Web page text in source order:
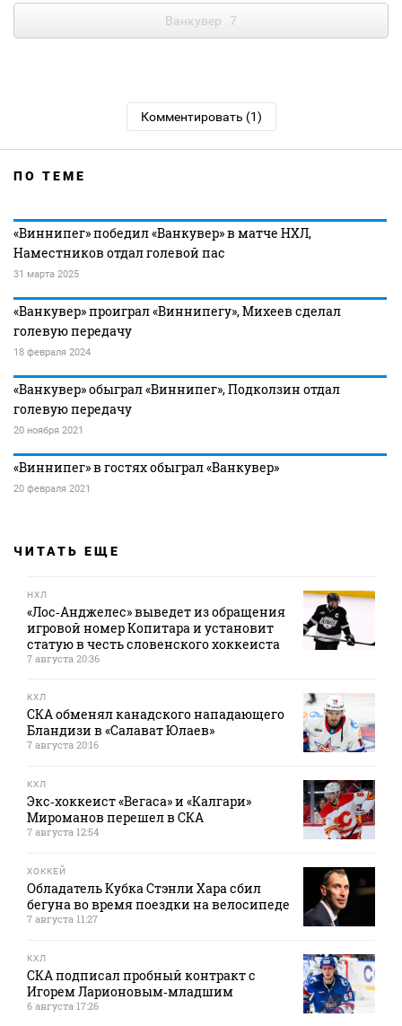
Ванкувер 7
Комментировать (1)
ПО ТЕМЕ
«Виннипег» победил «Ванкувер» в матче НХЛ,
Наместников отдал голевой пас
31 марта 2025
«Ванкувер» проиграл «Виннипегу», Михеев сделал
голевую передачу
18 февраля 2024
«Ванкувер» обыграл «Виннипег», Подколзин отдал
голевую передачу
20 ноября 2021
«Виннипег» в гостях обыграл «Ванкувер»
20 февраля 2021
ЧИТАТЬ ЕЩЕ
НХЛ
«Лос‑Анджелес» выведет из обращения
игровой номер Копитара и установит
статую в честь словенского хоккеиста
7 августа 20:36
КХЛ
СКА обменял канадского нападающего
Бландизи в «Салават Юлаев»
7 августа 20:16
КХЛ
Экс‑хоккеист «Вегаса» и «Калгари»
Мироманов перешел в СКА
7 августа 12:54
ХОККЕЙ
Обладатель Кубка Стэнли Хара сбил
бегуна во время поездки на велосипеде
7 августа 11:27
КХЛ
СКА подписал пробный контракт с
Игорем Ларионовым‑младшим
6 августа 17:26